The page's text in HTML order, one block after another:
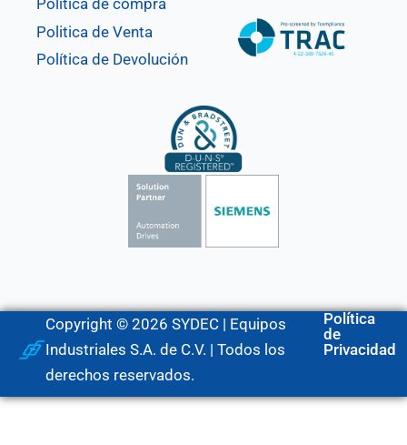
Politica de Venta
Política de Devolución
Copyright © 2026 SYDEC | Equipos
Industriales S.A. de C.V. | Todos los
derechos reservados.
Política
de
Privacidad